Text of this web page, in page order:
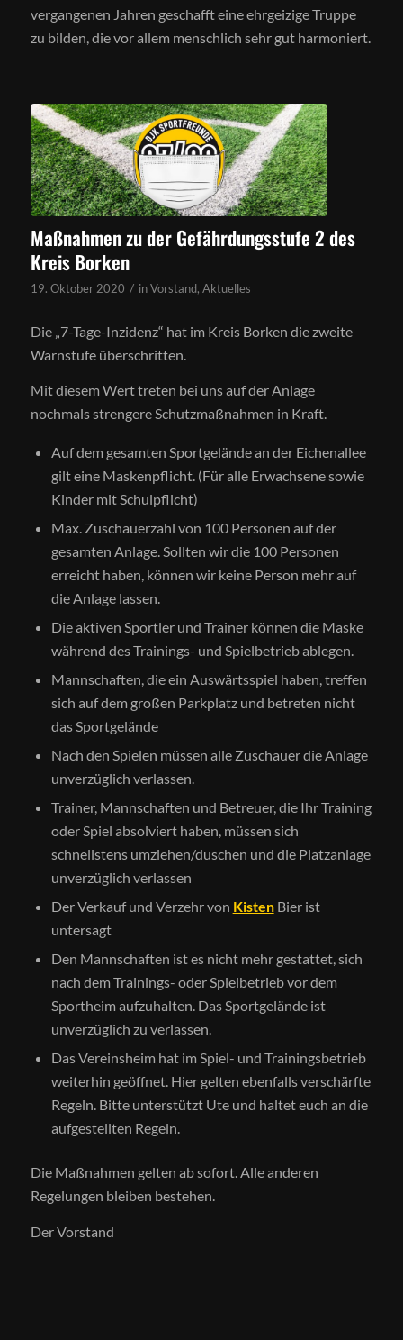
vergangenen Jahren geschafft eine ehrgeizige Truppe
zu bilden, die vor allem menschlich sehr gut harmoniert.
Maßnahmen zu der Gefährdungsstufe 2 des
Kreis Borken
19. Oktober 2020 / inVorstand, Aktuelles
Die „7-Tage-Inzidenz“ hat im Kreis Borken die zweite
Warnstufe überschritten.
Mit diesem Wert treten bei uns auf der Anlage
nochmals strengere Schutzmaßnahmen in Kraft.
Auf dem gesamten Sportgelände an der Eichenallee
gilt eine Maskenpflicht. (Für alle Erwachsene sowie
Kinder mit Schulpflicht)
Max. Zuschauerzahl von 100 Personen auf der
gesamten Anlage. Sollten wir die 100 Personen
erreicht haben, können wir keine Person mehr auf
die Anlage lassen.
Die aktiven Sportler und Trainer können die Maske
während des Trainings- und Spielbetrieb ablegen.
Mannschaften, die ein Auswärtsspiel haben, treffen
sich auf dem großen Parkplatz und betreten nicht
das Sportgelände
Nach den Spielen müssen alle Zuschauer die Anlage
unverzüglich verlassen.
Trainer, Mannschaften und Betreuer, die Ihr Training
oder Spiel absolviert haben, müssen sich
schnellstens umziehen/duschen und die Platzanlage
unverzüglich verlassen
Der Verkauf und Verzehr von KistenBier ist
untersagt
Den Mannschaften ist es nicht mehr gestattet, sich
nach dem Trainings- oder Spielbetrieb vor dem
Sportheim aufzuhalten. Das Sportgelände ist
unverzüglich zu verlassen.
Das Vereinsheim hat im Spiel- und Trainingsbetrieb
weiterhin geöffnet. Hier gelten ebenfalls verschärfte
Regeln. Bitte unterstützt Ute und haltet euch an die
aufgestellten Regeln.
Die Maßnahmen gelten ab sofort. Alle anderen
Regelungen bleiben bestehen.
Der Vorstand